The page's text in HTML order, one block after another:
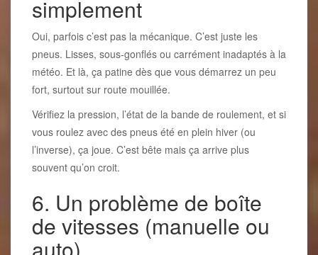
simplement
Oui, parfois c’est pas la mécanique. C’est juste les
pneus. Lisses, sous-gonflés ou carrément inadaptés à la
météo. Et là, ça patine dès que vous démarrez un peu
fort, surtout sur route mouillée.
Vérifiez la pression, l’état de la bande de roulement, et si
vous roulez avec des pneus été en plein hiver (ou
l’inverse), ça joue. C’est bête mais ça arrive plus
souvent qu’on croit.
6. Un problème de boîte
de vitesses (manuelle ou